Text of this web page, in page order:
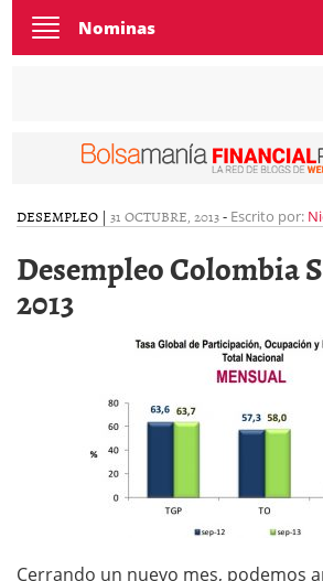
Toggle
navigation
Nominas
DESEMPLEO | 31 OCTUBRE, 2013- Escrito por:
Desempleo Colombia
2013
Cerrando un nuevo mes, podemos